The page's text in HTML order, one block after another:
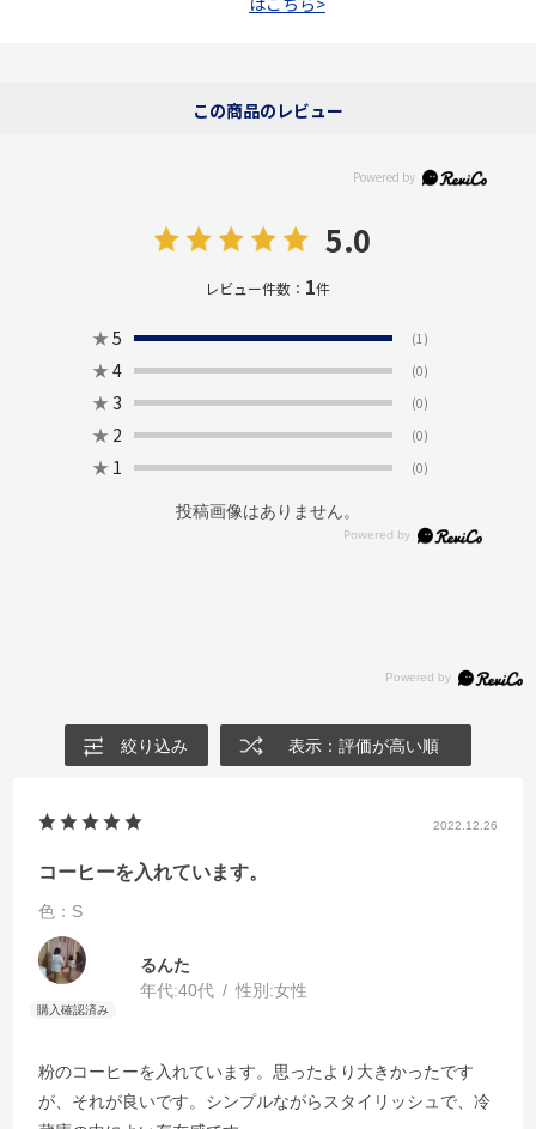
この商品のレビュー
5.0
レビュー件数： 1件
★ 5 (1)
★ 4 (0)
★ 3 (0)
★ 2 (0)
★ 1 (0)
投稿画像はありません。
絞り込み 表示：評価が高い順
2022.12.26
コーヒーを入れています。
色：S
るんた
年代:40代 性別:女性
粉のコーヒーを入れています。思ったより大きかったです
が、それが良いです。シンプルながらスタイリッシュで、冷